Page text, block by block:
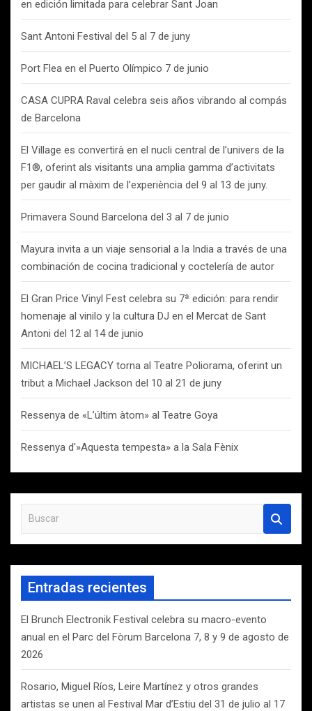
en edición limitada para celebrar Sant Joan
Sant Antoni Festival del 5 al 7 de juny
Port Flea en el Puerto Olímpico 7 de junio
CASA CUPRA Raval celebra seis años vibrando al compás
de Barcelona
El Village es convertirà en el nucli central de l’univers de la
F1®, oferint als visitants una amplia gamma d’activitats
per gaudir al màxim de l’experiència del 9 al 13 de juny.
Primavera Sound Barcelona del 3 al 7 de junio
Mayura invita a un viaje sensorial a la India a través de una
combinación de cocina tradicional y coctelería de autor
El Gran Price Vinyl Fest celebra su 7ª edición: para rendir
homenaje al vinilo y la cultura DJ en el Mercat de Sant
Antoni del 12 al 14 de junio
MICHAEL’S LEGACY torna al Teatre Poliorama, oferint un
tribut a Michael Jackson del 10 al 21 de juny
Ressenya de «L’últim àtom» al Teatre Goya
Ressenya d'»Aquesta tempesta» a la Sala Fènix
s
c
r
Entradas recientes
El Brunch Electronik Festival celebra su macro-evento
anual en el Parc del Fòrum Barcelona 7, 8 y 9 de agosto de
2026
Rosario, Miguel Ríos, Leire Martínez y otros grandes
artistas se unen al Festival Mar d’Estiu del 31 de julio al 17